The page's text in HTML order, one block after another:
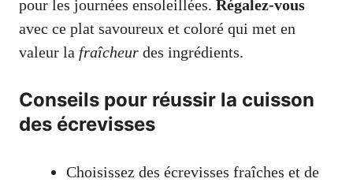
pour les journées ensoleillées. Régalez-vous
avec ce plat savoureux et coloré qui met en
valeur la fraîcheur des ingrédients.
Conseils pour réussir la cuisson
des écrevisses
Choisissez des écrevisses fraîches et de